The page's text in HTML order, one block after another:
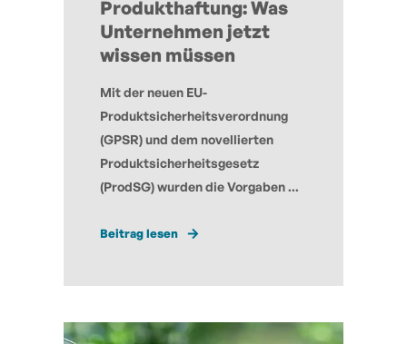
Produkthaftung: Was
Unternehmen jetzt
wissen müssen
Mit der neuen EU-
Produktsicherheitsverordnung
(GPSR) und dem novellierten
Produktsicherheitsgesetz
(ProdSG) wurden die Vorgaben ...
Beitrag lesen